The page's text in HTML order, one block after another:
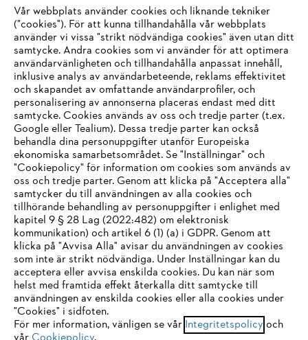
Företaget
STIHL FAQ
Service
Allmänna villkor och bestämmelser
Integritetspolicy
IHR BROWSER WIRD NICHT
UNTERSTÜTZT
Sie nutzen einen Browser, den wir noch nicht unterstützen. Für
eine optimale Nutzung unserer Seite empfehlen wir Ihnen, zu
einem der folgenden Browser zu wechseln:
Vår webbplats använder cookies och liknande tekniker
("cookies"). För att kunna tillhandahålla vår webbplats
använder vi vissa "strikt nödvändiga cookies" även utan ditt
samtycke. Andra cookies som vi använder för att optimera
användarvänligheten och tillhandahålla anpassat innehåll,
inklusive analys av användarbeteende, reklams effektivitet
och skapandet av omfattande användarprofiler, och
personalisering av annonserna placeras endast med ditt
samtycke. Cookies används av oss och tredje parter (t.ex.
Google eller Tealium). Dessa tredje parter kan också
behandla dina personuppgifter utanför Europeiska
ekonomiska samarbetsområdet. Se "Inställningar" och
"Cookiepolicy" för information om cookies som används av
oss och tredje parter. Genom att klicka på "Acceptera alla"
samtycker du till användningen av alla cookies och
tillhörande behandling av personuppgifter i enlighet med
kapitel 9 § 28 Lag (2022:482) om elektronisk
kommunikation) och artikel 6 (1) (a) i GDPR. Genom att
klicka på "Avvisa Alla" avisar du användningen av cookies
som inte är strikt nödvändiga. Under Inställningar kan du
acceptera eller avvisa enskilda cookies. Du kan när som
helst med framtida effekt återkalla ditt samtycke till
användningen av enskilda cookies eller alla cookies under
"Cookies" i sidfoten.
För mer information, vänligen se vår Integritetspolicy och